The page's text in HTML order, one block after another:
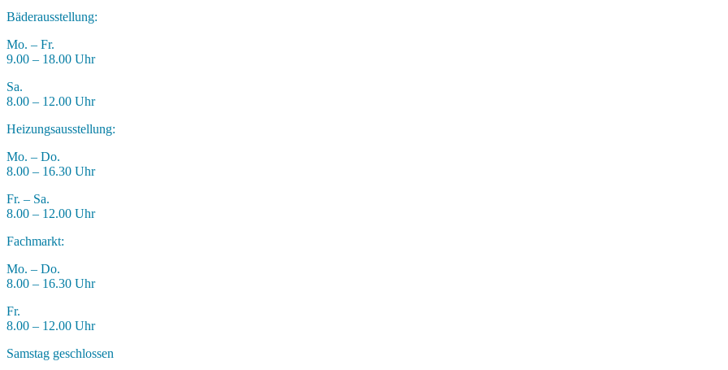
Bäderausstellung:
Mo. – Fr.
9.00 – 18.00 Uhr
Sa.
8.00 – 12.00 Uhr
Heizungsausstellung:
Mo. – Do.
8.00 – 16.30 Uhr
Fr. – Sa.
8.00 – 12.00 Uhr
Fachmarkt:
Mo. – Do.
8.00 – 16.30 Uhr
Fr.
8.00 – 12.00 Uhr
Samstag geschlossen